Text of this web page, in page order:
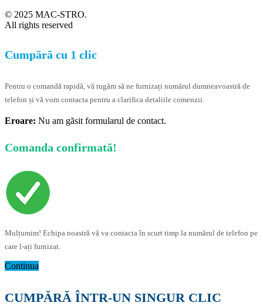
© 2025 MAC-STRO.
All rights reserved
Cumpără cu 1 clic
Pentru o comandă rapidă, vă rugăm să ne furnizați numărul dumneavoastră de
telefon și vă vom contacta pentru a clarifica detaliile comenzii.
Eroare: Nu am găsit formularul de contact.
Comanda confirmată!
Mulțumim! Echipa noastră vă va contacta în scurt timp la numărul de telefon pe
care l-ați furnizat.
Continua
CUMPĂRĂ ÎNTR-UN SINGUR CLIC